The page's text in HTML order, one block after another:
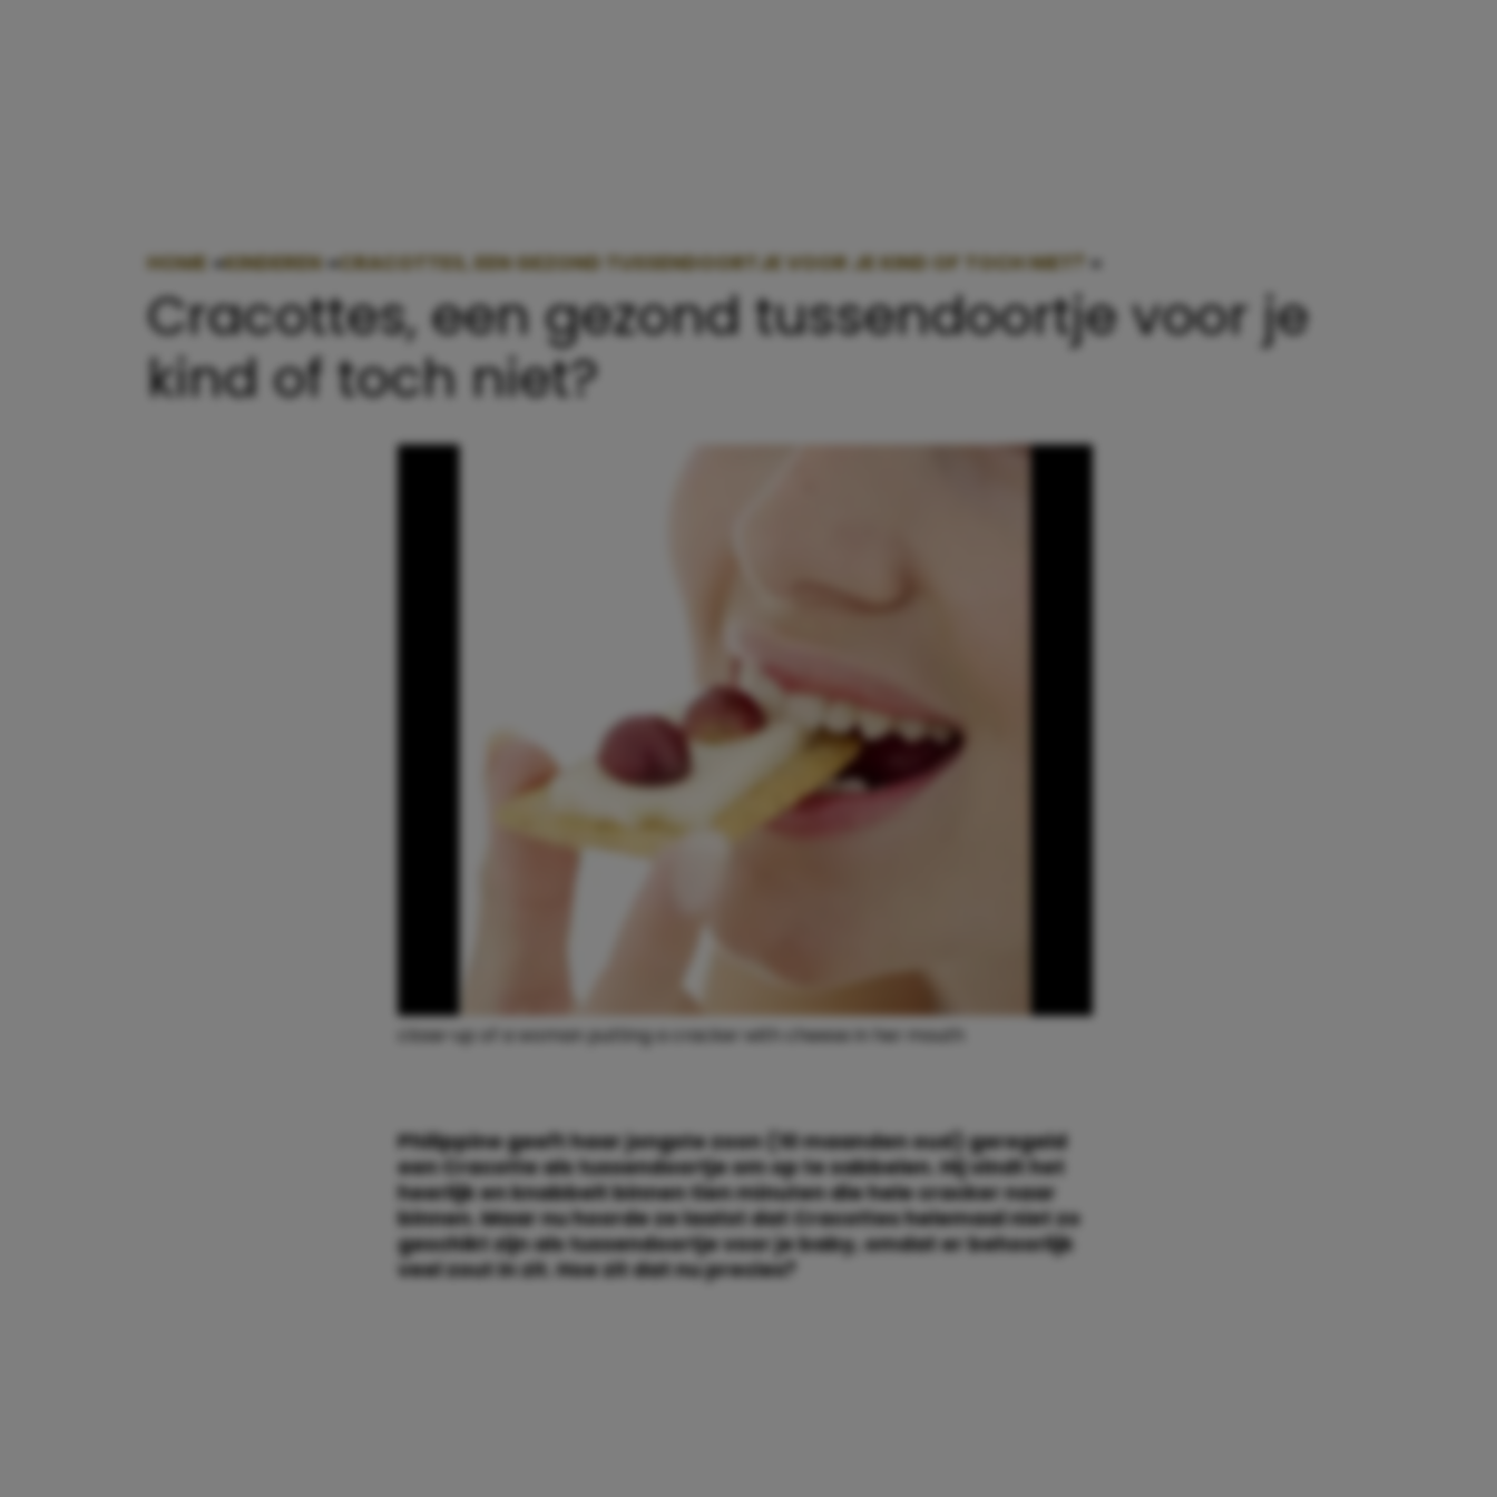
HOME »KINDEREN »CRACOTTES, EEN GEZOND TUSSENDOORTJE VOOR JE KIND OF TOCH NIET? »
Cracottes, een gezond tussendoortje voor je
kind of toch niet?
close-up of a woman putting a cracker with cheese in her mouth
Philippine geeft haar jongste zoon (10 maanden oud) geregeld
een Cracotte als tussendoortje om op te sabbelen. Hij vindt het
heerlijk en knabbelt binnen tien minuten die hele cracker naar
binnen. Maar nu hoorde ze laatst dat Cracottes helemaal niet zo
geschikt zijn als tussendoortje voor je baby, omdat er behoorlijk
veel zout in zit. Hoe zit dat nu precies?